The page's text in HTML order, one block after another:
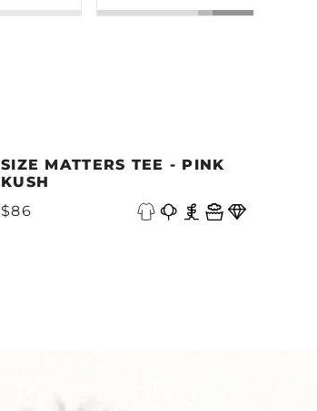
SIZE MATTERS TEE - PINK
KUSH
$86